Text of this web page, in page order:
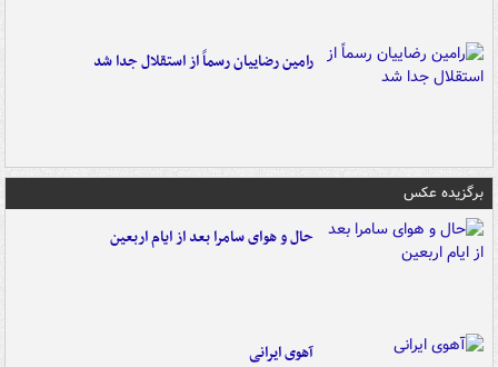
رامین رضاییان رسماً از استقلال جدا شد
برگزیده عکس
حال و هوای سامرا بعد از ایام اربعین
آهوی ایرانی